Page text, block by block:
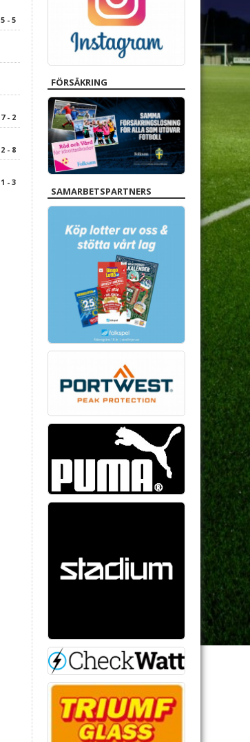
5 - 5
7 - 2
2 - 8
1 - 3
FÖRSÄKRING
SAMARBETSPARTNERS